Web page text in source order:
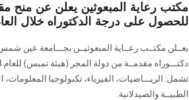
مكتب رعاية المبعوثين يعلن عن منح
للحصول على درجة الدكتوراه خلال العام
يعــلن مكتــب رعــاية المبعوثيــن بجـــامعة عين
تشمل: الريـــاضيات، الفيزياء، تكنولوجيا المعلومات،
الطبيــة والصيدلانية.